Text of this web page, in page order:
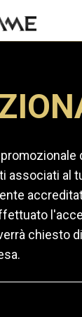
associati al
chiesto